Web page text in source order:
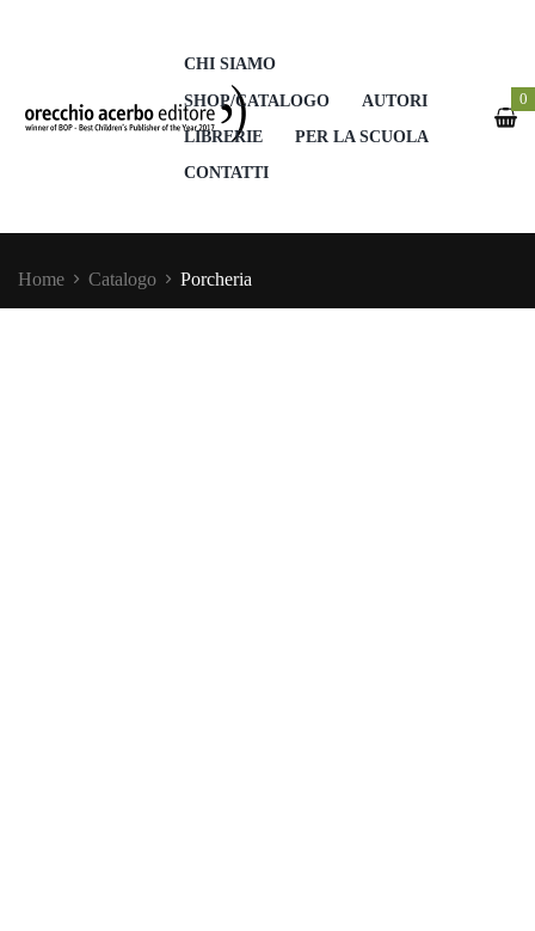
CHI SIAMO
SHOP/CATALOGO
AUTORI
LIBRERIE
PER LA SCUOLA
CONTATTI
0
Home Catalogo Porcheria